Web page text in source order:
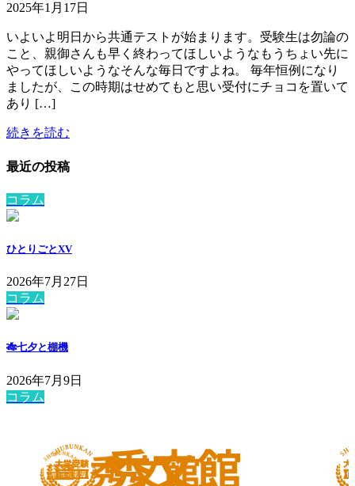
2025年1月17日
いよいよ明日から共通テストが始まります。受験生は勿論の
こと、親御さんも早く終わってほしいようなもうちょい先に
やってほしいようなそんな毎日ですよね。 毎年恒例になり
ましたが、この時期はせめてもと思い受付にチョコを置いて
あり […]
続きを読む
最近の投稿
コラム
ひとりごとXV
2026年7月27日
コラム
🎋七夕と棚機
2026年7月9日
コラム